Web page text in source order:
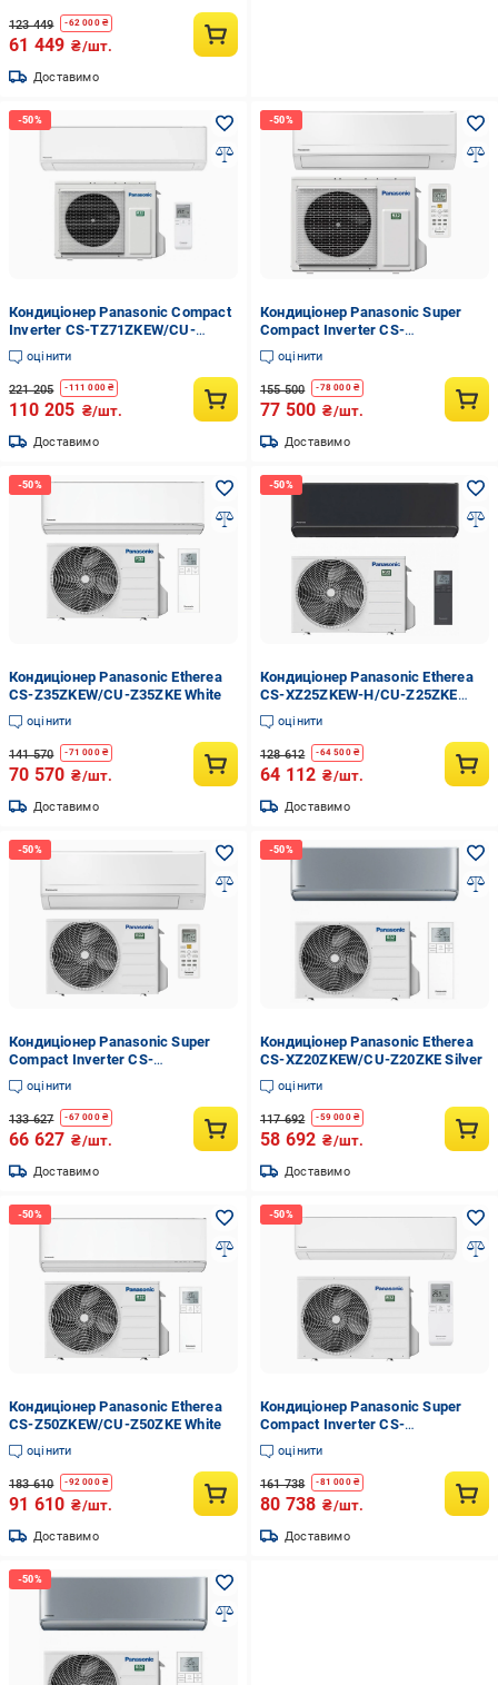
123 449 -62 000₴
61 449 ₴/шт.
Доставимо
Кондиціонер Panasonic Compact
Inverter CS-TZ71ZKEW/CU-
TZ71ZKE
оцінити
221 205 -111 000 ₴
110 205 ₴/шт.
Доставимо
Кондиціонер Panasonic Super
Compact Inverter CS-
BZ60ZKE/CU-BZ60ZKE
оцінити
155 500 -78 000₴
77 500 ₴/шт.
Доставимо
Кондиціонер Panasonic Etherea
CS-Z35ZKEW/CU-Z35ZKE White
оцінити
141 570 -71 000₴
70 570 ₴/шт.
Доставимо
Кондиціонер Panasonic Etherea
CS-XZ25ZKEW-H/CU-Z25ZKE
Black
оцінити
128 612 -64 500₴
64 112 ₴/шт.
Доставимо
Кондиціонер Panasonic Super
Compact Inverter CS-
BZ50ZKE/CU-BZ50ZKE
оцінити
133 627 -67 000₴
66 627 ₴/шт.
Доставимо
Кондиціонер Panasonic Etherea
CS-XZ20ZKEW/CU-Z20ZKE Silver
оцінити
117 692 -59 000₴
58 692 ₴/шт.
Доставимо
Кондиціонер Panasonic Etherea
CS-Z50ZKEW/CU-Z50ZKE White
оцінити
183 610 -92 000₴
91 610 ₴/шт.
Доставимо
Кондиціонер Panasonic Super
Compact Inverter CS-
TZ50ZKEW/CU-TZ50ZKE
оцінити
161 738 -81 000₴
80 738 ₴/шт.
Доставимо